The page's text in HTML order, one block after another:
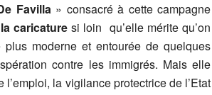
Favilla» consacré à cette campagne
la caricature si loin qu’elle mérite qu’on
plus moderne et entourée de quelques
contre les immigrés. Mais elle
la vigilance protectrice de l’Etat